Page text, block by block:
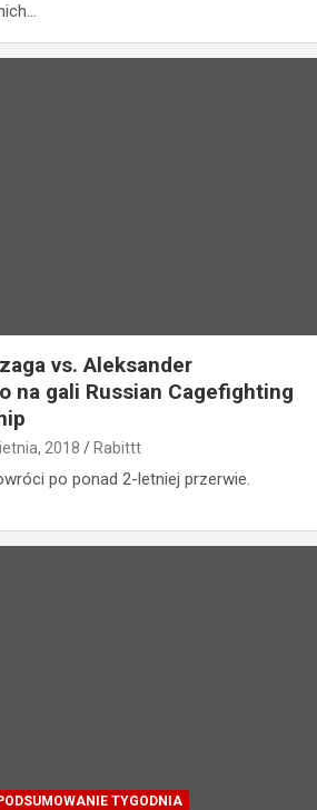
vs. Aleksander
na gali Russian Cagefighting
2018 Rabittt
po ponad 2-letniej przerwie.
TYGODNIA